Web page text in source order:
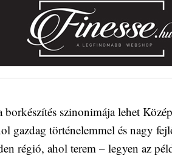
szinonimája lehet
gazdag történelemmel és nagy
régió, ahol terem – legyen az